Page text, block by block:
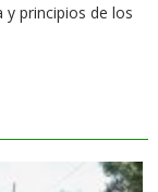
y principios de los